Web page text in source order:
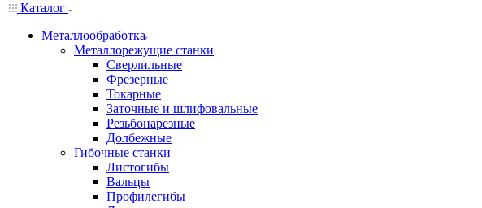
Каталог
Металлообработка
Металлорежущие станки
Сверлильные
Фрезерные
Токарные
Заточные и шлифовальные
Резьбонарезные
Долбежные
Гибочные станки
Листогибы
Вальцы
Профилегибы